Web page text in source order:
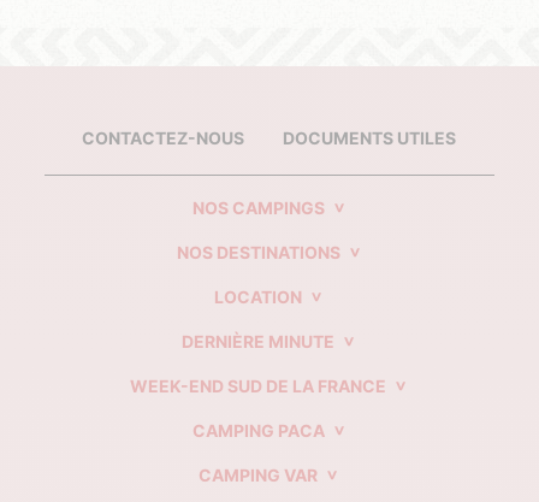
CONTACTEZ-NOUS DOCUMENTS UTILES
NOS CAMPINGS
NOS DESTINATIONS
LOCATION
DERNIÈRE MINUTE
WEEK-END SUD DE LA FRANCE
CAMPING PACA
CAMPING VAR